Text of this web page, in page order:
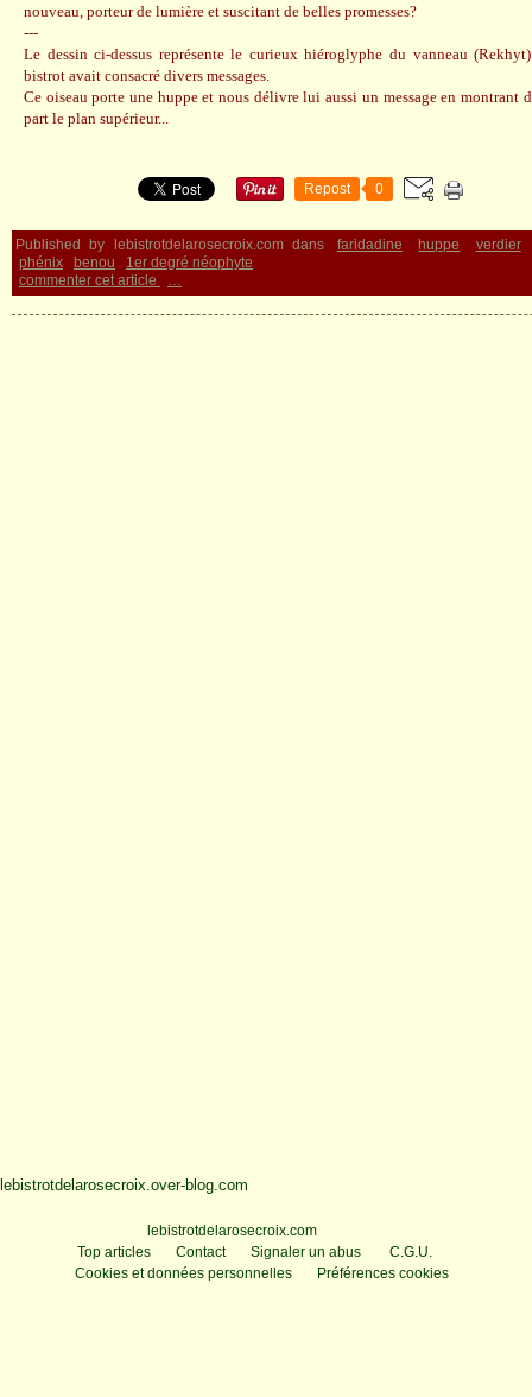
nouveau, porteur de lumière et suscitant de belles promesses?
---
Le dessin ci-dessus représente le curieux hiéroglyphe du vanneau
bistrot avait consacré divers messages.
Ce oiseau porte une huppe et nous délivre lui aussi un message en montrant
part le plan supérieur...
Repost 0
Published by lebistrotdelarosecroix.com dans faridadine huppe
verdier
phénix
benou
1er degré néophyte
commenter cet article
…
lebistrotdelarosecroix.over-blog.com
lebistrotdelarosecroix.com
Top articles
Contact Signaler un abus
C.G.U.
Cookies et données personnelles
Préférences cookies